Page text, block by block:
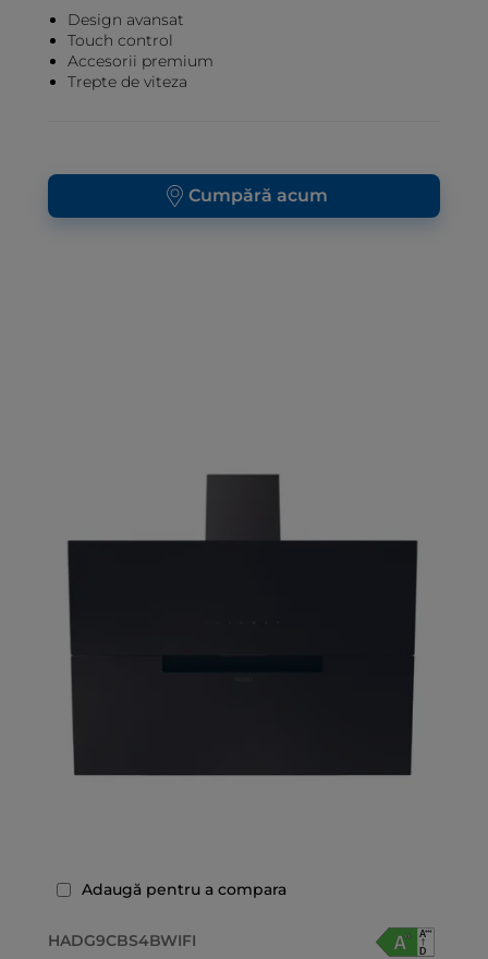
Design avansat
Touch control
Accesorii premium
Trepte de viteza
Cumpără acum
Adaugă pentru a compara
HADG9CBS4BWIFI